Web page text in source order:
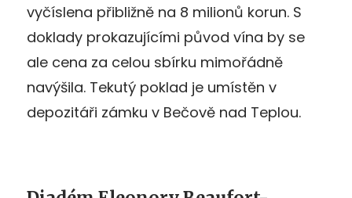
vyčíslena přibližně na 8 milionů korun. S
doklady prokazujícími původ vína by se
ale cena za celou sbírku mimořádně
navýšila. Tekutý poklad je umístěn v
depozitáři zámku v Bečově nad Teplou.